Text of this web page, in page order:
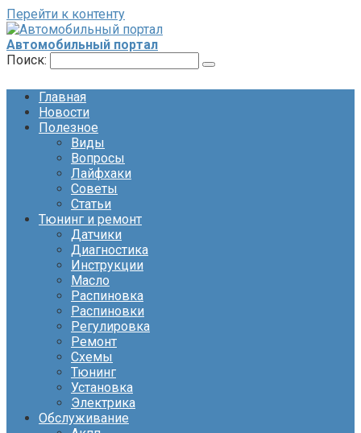
Перейти к контенту
Автомобильный портал
Поиск:
Главная
Новости
Полезное
Виды
Вопросы
Лайфхаки
Советы
Статьи
Тюнинг и ремонт
Датчики
Диагностика
Инструкции
Масло
Распиновка
Распиновки
Регулировка
Ремонт
Схемы
Тюнинг
Установка
Электрика
Обслуживание